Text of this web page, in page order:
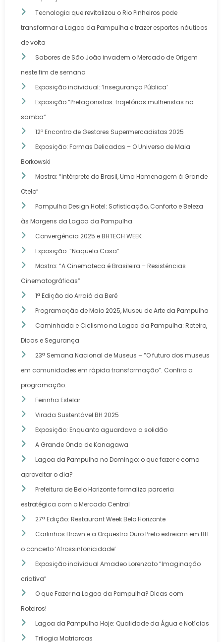
Tecnologia que revitalizou o Rio Pinheiros pode
transformar a Lagoa da Pampulha e trazer esportes náuticos
de volta
Sabores de São João invadem o Mercado de Origem
neste fim de semana
Exposição individual: ‘Insegurança Pública’
Exposição “Pretagonistas: trajetórias mulheristas no
samba”
12º Encontro de Gestores Supermercadistas 2025
Exposição: Formas Delicadas – O Universo de Maia
Borkowski
Mostra: “Intérprete do Brasil, Uma Homenagem à Grande
Otelo”
Pampulha Design Hotel: Sofisticação, Conforto e Beleza
às Margens da Lagoa da Pampulha
Convergência 2025 e BHTECH WEEK
Exposição: “Naquela Casa”
Mostra: “A Cinemateca é Brasileira – Resistências
Cinematográficas”
1ª Edição do Arraiá da Berê
Programação de Maio 2025, Museu de Arte da Pampulha
Caminhada e Ciclismo na Lagoa da Pampulha: Roteiro,
Dicas e Segurança
23ª Semana Nacional de Museus – “O futuro dos museus
em comunidades em rápida transformação”. Confira a
programação.
Feirinha Estelar
Virada Sustentável BH 2025
Exposição: Enquanto aguardava a solidão
A Grande Onda de Kanagawa
Lagoa da Pampulha no Domingo: o que fazer e como
aproveitar o dia?
Prefeitura de Belo Horizonte formaliza parceria
estratégica com o Mercado Central
27ª Edição: Restaurant Week Belo Horizonte
Carlinhos Brown e a Orquestra Ouro Preto estreiam em BH
o concerto ‘Afrossinfonicidade’
Exposição individual Amadeo Lorenzato “Imaginação
criativa”
O que Fazer na Lagoa da Pampulha? Dicas com
Roteiros!
Lagoa da Pampulha Hoje: Qualidade da Água e Notícias
Trilogia Matriarcas